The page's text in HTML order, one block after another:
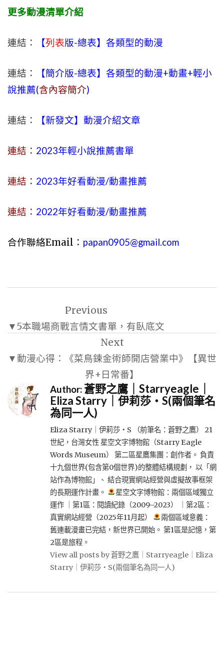
更多動漫清單介紹
連結： 【列表版-總表】各類型的動漫
連結：
【簡介版-總表】各類型的動漫+動畫+輕小
說推薦(含內容簡介)
連結： 【新發文】動漫介紹文章
連結： 2023年輕小說推薦書單
連結： 2023年好看動漫/動畫推薦
連結： 2022年好看動漫/動畫推薦
合作聯絡Email： papan0905@gmail.com
導
覽
Previous
▼5本職場商戰言情文書單，有臥底文
Next
▼動漫心得：《菜鳥鍊金術師開店營業中》【異世
界+日常番】
Author:蒼野之鷹｜Starryeagle｜
Eliza Starry｜伊莉莎・S(兩個筆名
為同一人)
Eliza Starry｜伊莉莎・S （前筆名：蒼野之鷹） 21
世紀，台灣女性 星空文字博物館（Starry Eagle
Words Museum） 第二區星鷹集團：創作者。 負責
十九個世界(包含第0個世界)的整體結構規劃， 以「網
站作為博物館」、 結合現實網站經營與虛擬故事框架
的長期運作計畫。
星空文字博物館：兩個區域獨立
運作 ｜第1區：閱讀紀錄（2009–2023） ｜第2區：
真實網站經營（2025年11月起）
兩個區域意義：
舊連載漫畫已完結，新世界已開始。 第1區是記憶，第
2區是旅程。
View all posts by 蒼野之鷹｜Starryeagle｜Eliza
Starry｜伊莉莎・S(兩個筆名為同一人)